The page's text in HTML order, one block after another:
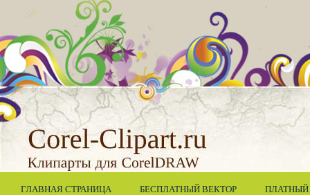
ГЛАВНАЯ СТРАНИЦА БЕСПЛАТНЫЙ ВЕКТОР ПЛАТНЫЙ